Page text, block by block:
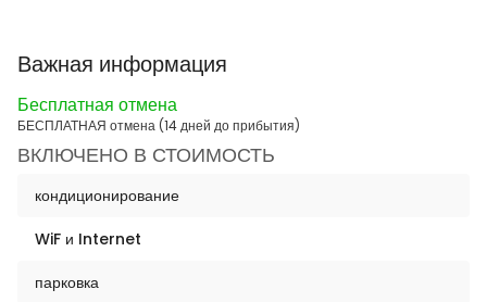
Важная информация
Бесплатная отмена
БЕСПЛАТНАЯ отмена (14 дней до прибытия)
ВКЛЮЧЕНО В СТОИМОСТЬ
кондиционирование
WiF и Internet
парковка